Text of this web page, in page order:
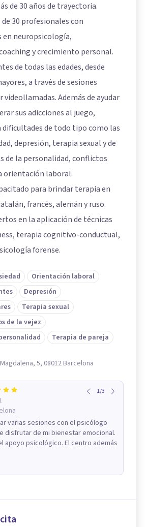
de 30 años de trayectoria.
30 profesionales con
en neuropsicología,
y crecimiento personal.
de todas las edades, desde
a través de sesiones
videollamadas. Además de ayudar
sus adicciones al juego,
de todo tipo como las
depresión, terapia sexual y de
de la personalidad, conflictos
orientación laboral.
para brindar terapia en
francés, alemán y ruso.
en la aplicación de técnicas
terapia cognitivo-conductual,
forense.
Orientación laboral
Depresión
Terapia sexual
de la vejez
Terapia de pareja
5, 08012 Barcelona
1/3
varias sesiones con el psicólogo
disfrutar de mi bienestar emocional.
apoyo psicológico. El centro además